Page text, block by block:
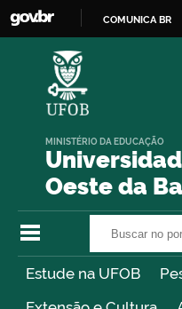
COMUNICA BR
Oeste da
MINISTÉRIO DA EDUCAÇÃO
Estude na UFOB